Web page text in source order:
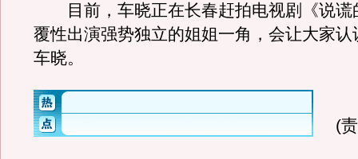
目前，车晓正在长春赶拍电视剧《说谎
覆性出演强势独立的姐姐一角，会让大家认
车晓。
(